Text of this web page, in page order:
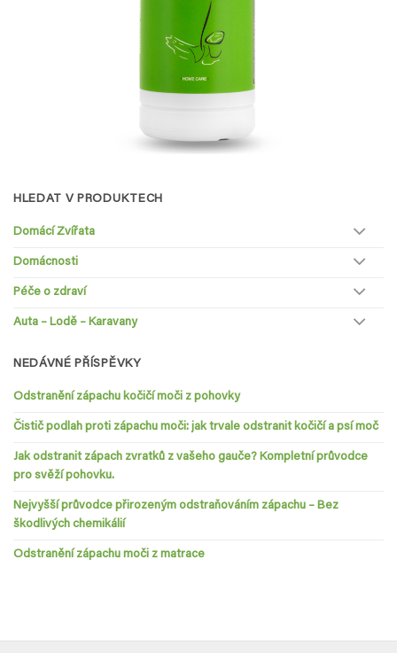
HLEDAT V PRODUKTECH
Domácí Zvířata
Domácnosti
Péče o zdraví
Auta – Lodě – Karavany
NEDÁVNÉ PŘÍSPĚVKY
Odstranění zápachu kočičí moči z pohovky
Čistič podlah proti zápachu moči: jak trvale odstranit kočičí a psí moč
Jak odstranit zápach zvratků z vašeho gauče? Kompletní průvodce
pro svěží pohovku.
Nejvyšší průvodce přirozeným odstraňováním zápachu – Bez
škodlivých chemikálií
Odstranění zápachu moči z matrace